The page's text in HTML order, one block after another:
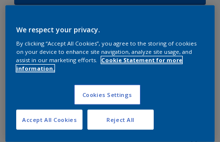
SUGGESTIONS
D'HARMONIES
Le Blanc Parfait
We respect your privacy.
By clicking “Accept All Cookies”, you agree to the storing of cookies
on your device to enhance site navigation, analyze site usage, and
assist in our marketing efforts.
Cookie Statement for more
information.
Cookies Settings
Reject All
Accept All Cookies